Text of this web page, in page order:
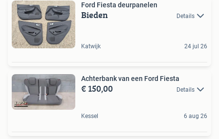
Ford Fiesta deurpanelen
Bieden Details
Katwijk 24 jul 26
Achterbank van een Ford Fiesta
€ 150,00 Details
Kessel 6 aug 26